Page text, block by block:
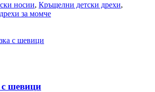
носии, Кръщелни детски дрехи,
за момче
шевици